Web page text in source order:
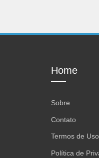
Home
Sobre
Contato
Termos de Uso
Política de